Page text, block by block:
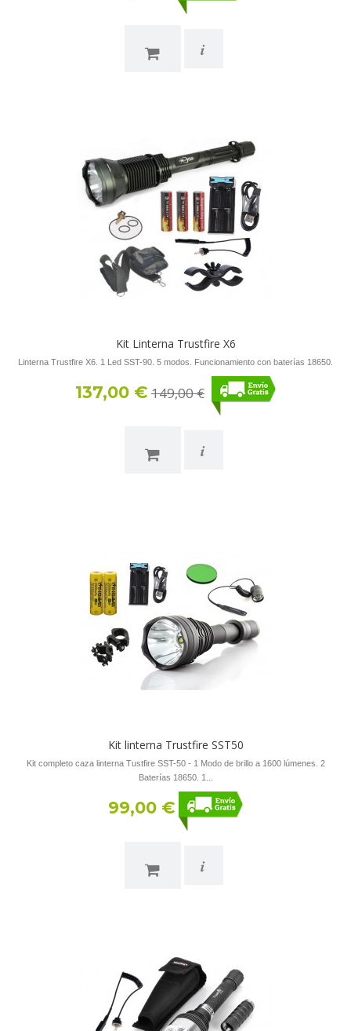
i
Kit Linterna Trustfire X6
Linterna Trustfire X6. 1 Led SST-90. 5 modos. Funcionamiento con baterías 18650.
137,00 € 149,00 €
i
Kit linterna Trustfire SST50
Kit completo caza linterna Tustfire SST-50 - 1 Modo de brillo a 1600 lúmenes. 2
Baterías 18650. 1...
99,00 €
i